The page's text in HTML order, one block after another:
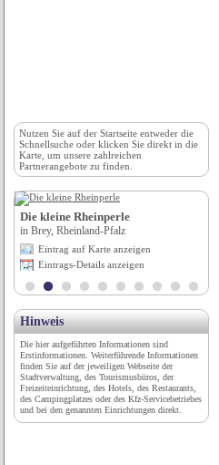
Nutzen Sie auf der Startseite entweder die
Schnellsuche oder klicken Sie direkt in die
Karte, um unsere zahlreichen
Partnerangebote zu finden.
Die kleine Rheinperle
in Brey, Rheinland-Pfalz
Eintrag auf Karte anzeigen
Eintrags-Details anzeigen
Hinweis
Die hier aufgeführten Informationen sind
Erstinformationen. Weiterführende Informationen
finden Sie auf der jeweiligen Webseite der
Stadtverwaltung, des Tourismusbüros, der
Freizeiteinrichtung, des Hotels, des Restaurants,
des Campingplatzes oder des Kfz-Servicebetriebes
und bei den genannten Einrichtungen direkt.